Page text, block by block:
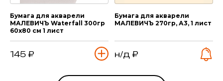
Бумага для акварели
МАЛЕВИЧЪ Waterfall 300гр
60х80 см 1 лист
145 ₽
Бумага для акварели
МАЛЕВИЧЪ 270гр, А3, 1 лист
н/д ₽